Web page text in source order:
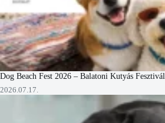
Dog Beach Fest 2026 – Balatoni Kutyás Fesztivál
2026.07.17.